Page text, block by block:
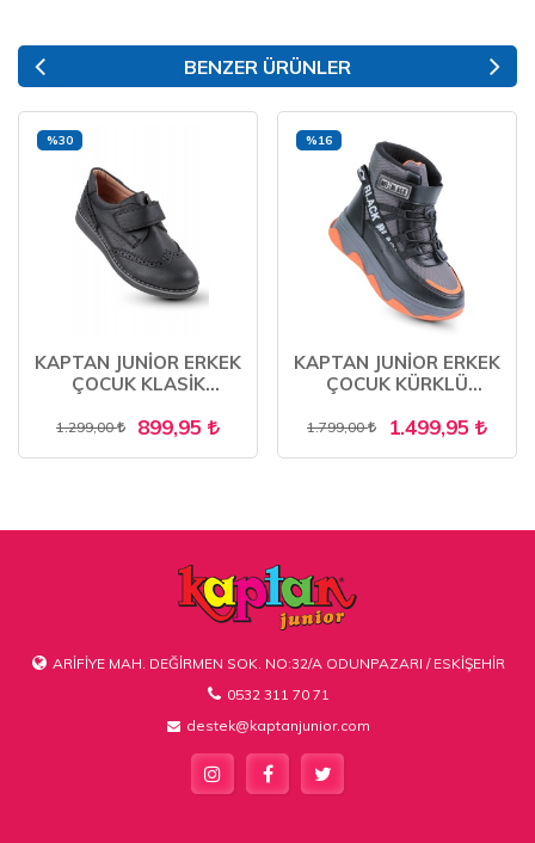
BENZER ÜRÜNLER
KAPTAN JUNİOR ERKEK
ÇOCUK KLASİK
1.299,00 899,95
%30
KAPTAN JUNİOR ERKEK
ÇOCUK KÜRKLÜ
BOT KAR BOTU
1.799,00 1.499,95
%16
ARİFİYE MAH. DEĞİRMEN SOK. NO:32/A ODUNPAZARI / ESKİŞEHİR
0532 311 70 71
destek@kaptanjunior.com